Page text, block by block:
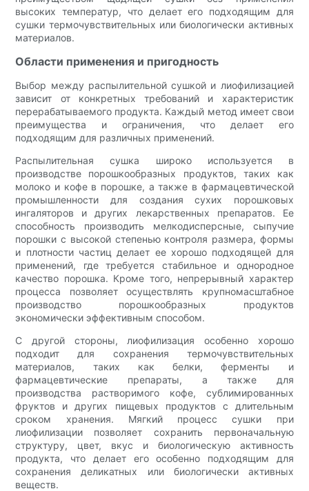
высоких температур, что делает его подходящим для
сушки термочувствительных или биологически активных
материалов.
Области применения и пригодность
Выбор между распылительной сушкой и лиофилизацией
зависит от конкретных требований и характеристик
перерабатываемого продукта. Каждый метод имеет свои
преимущества и ограничения, что делает его
подходящим для различных применений.
Распылительная сушка широко используется в
производстве порошкообразных продуктов, таких как
молоко и кофе в порошке, а также в фармацевтической
промышленности для создания сухих порошковых
ингаляторов и других лекарственных препаратов. Ее
способность производить мелкодисперсные, сыпучие
порошки с высокой степенью контроля размера, формы
и плотности частиц делает ее хорошо подходящей для
применений, где требуется стабильное и однородное
качество порошка. Кроме того, непрерывный характер
процесса позволяет осуществлять крупномасштабное
производство порошкообразных продуктов
экономически эффективным способом.
С другой стороны, лиофилизация особенно хорошо
подходит для сохранения термочувствительных
материалов, таких как белки, ферменты и
фармацевтические препараты, а также для
производства растворимого кофе, сублимированных
фруктов и других пищевых продуктов с длительным
сроком хранения. Мягкий процесс сушки при
лиофилизации позволяет сохранить первоначальную
структуру, цвет, вкус и биологическую активность
продукта, что делает его особенно подходящим для
сохранения деликатных или биологически активных
веществ.